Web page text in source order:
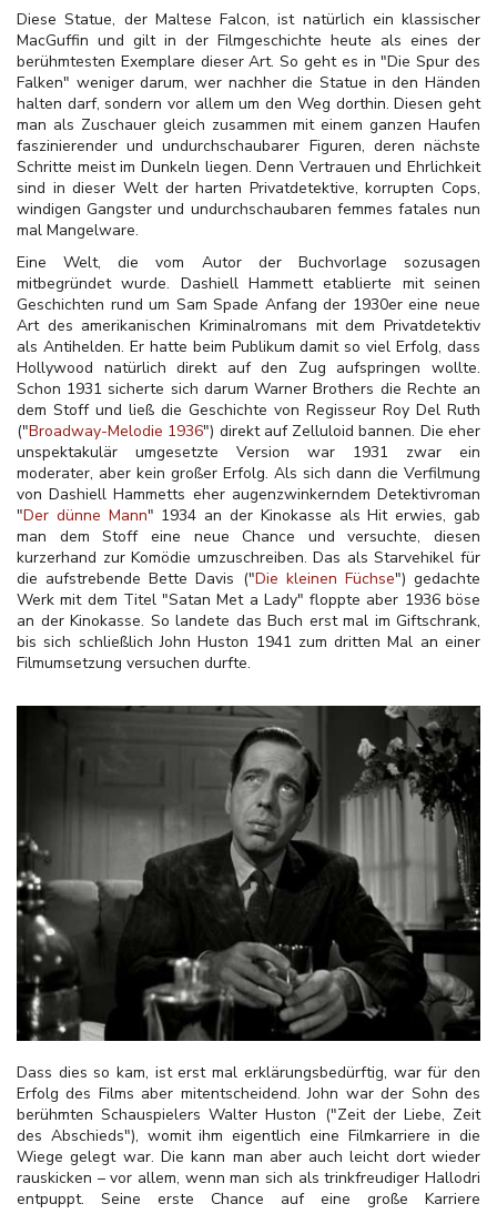
Diese Statue, der Maltese Falcon, ist natürlich ein klassischer
MacGuffin und gilt in der Filmgeschichte heute als eines der
berühmtesten Exemplare dieser Art. So geht es in "Die Spur des
Falken" weniger darum, wer nachher die Statue in den Händen
halten darf, sondern vor allem um den Weg dorthin. Diesen geht
man als Zuschauer gleich zusammen mit einem ganzen Haufen
faszinierender und undurchschaubarer Figuren, deren nächste
Schritte meist im Dunkeln liegen. Denn Vertrauen und Ehrlichkeit
sind in dieser Welt der harten Privatdetektive, korrupten Cops,
windigen Gangster und undurchschaubaren femmes fatales nun
mal Mangelware.
Eine Welt, die vom Autor der Buchvorlage sozusagen
mitbegründet wurde. Dashiell Hammett etablierte mit seinen
Geschichten rund um Sam Spade Anfang der 1930er eine neue
Art des amerikanischen Kriminalromans mit dem Privatdetektiv
als Antihelden. Er hatte beim Publikum damit so viel Erfolg, dass
Hollywood natürlich direkt auf den Zug aufspringen wollte.
Schon 1931 sicherte sich darum Warner Brothers die Rechte an
dem Stoff und ließ die Geschichte von Regisseur Roy Del Ruth
("Broadway-Melodie 1936") direkt auf Zelluloid bannen. Die eher
unspektakulär umgesetzte Version war 1931 zwar ein
moderater, aber kein großer Erfolg. Als sich dann die Verfilmung
von Dashiell Hammetts eher augenzwinkerndem Detektivroman
"Der dünne Mann" 1934 an der Kinokasse als Hit erwies, gab
man dem Stoff eine neue Chance und versuchte, diesen
kurzerhand zur Komödie umzuschreiben. Das als Starvehikel für
die aufstrebende Bette Davis ("Die kleinen Füchse") gedachte
Werk mit dem Titel "Satan Met a Lady" floppte aber 1936 böse
an der Kinokasse. So landete das Buch erst mal im Giftschrank,
bis sich schließlich John Huston 1941 zum dritten Mal an einer
Filmumsetzung versuchen durfte.
Dass dies so kam, ist erst mal erklärungsbedürftig, war für den
Erfolg des Films aber mitentscheidend. John war der Sohn des
berühmten Schauspielers Walter Huston ("Zeit der Liebe, Zeit
des Abschieds"), womit ihm eigentlich eine Filmkarriere in die
Wiege gelegt war. Die kann man aber auch leicht dort wieder
rauskicken – vor allem, wenn man sich als trinkfreudiger Hallodri
entpuppt. Seine erste Chance auf eine große Karriere